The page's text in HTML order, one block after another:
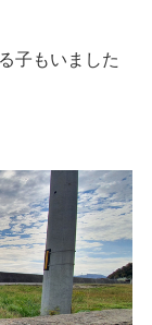
子もいました